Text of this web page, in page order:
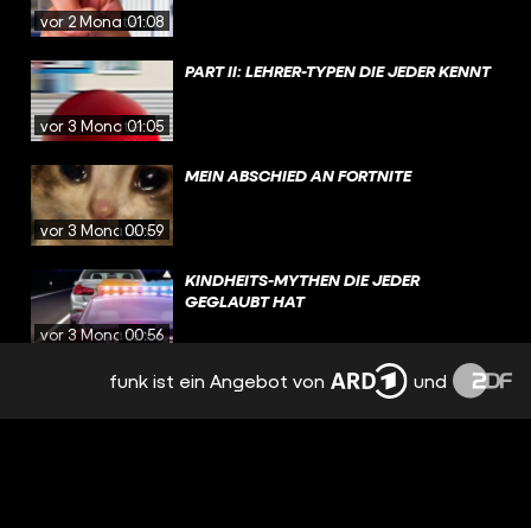
vor 2 Monaten
01:08
vor 3 Monaten
01:05
PART II: LEHRER-TYPEN DIE JEDER KENNT
vor 3 Monaten
00:59
MEIN ABSCHIED AN FORTNITE
vor 3 Monaten
00:56
KINDHEITS-MYTHEN DIE JEDER
GEGLAUBT HAT
GUTEFRAGE.NET MACHT MICH DUMM
funk ist ein Angebot von und